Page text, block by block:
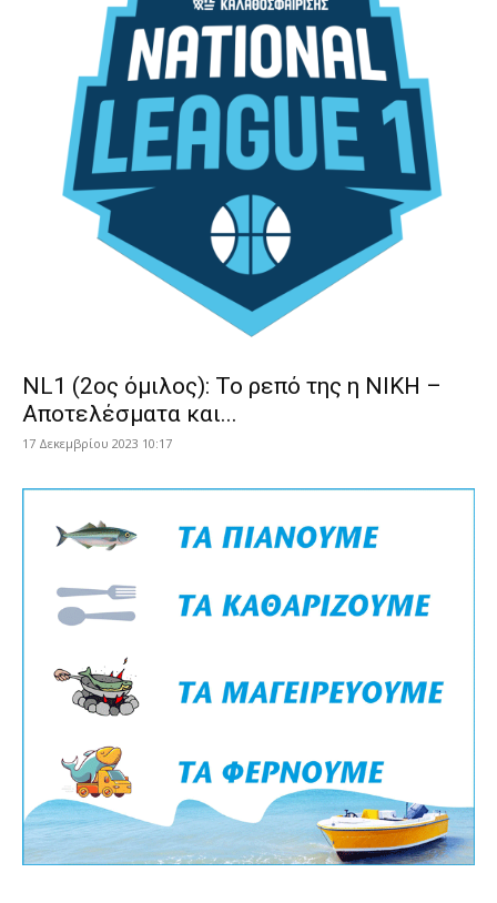
NL1 (2ος όμιλος): Το ρεπό της η ΝΙΚΗ –
Αποτελέσματα και...
17 Δεκεμβρίου 2023 10:17